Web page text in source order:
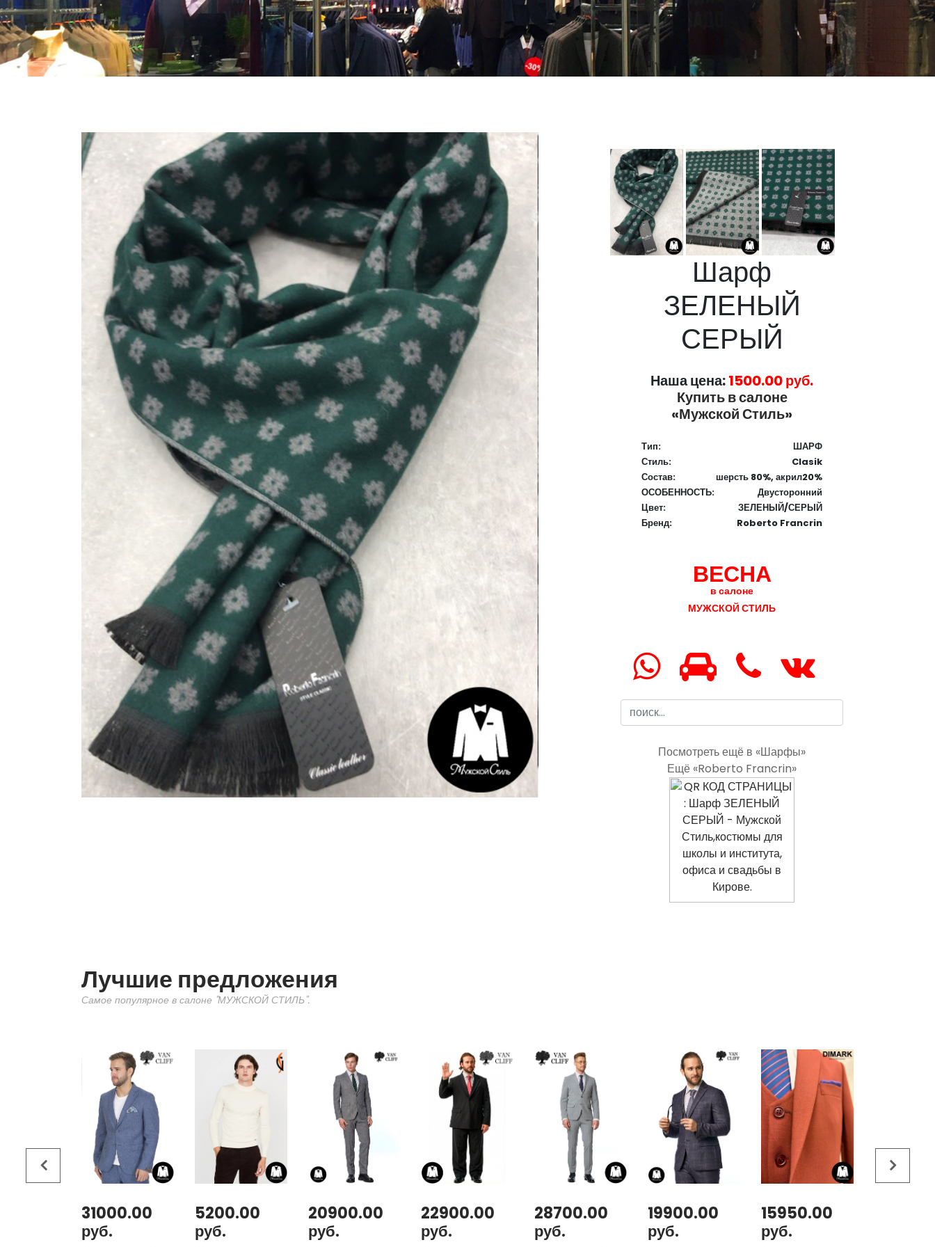
Шарф
ЗЕЛЕНЫЙ
СЕРЫЙ
Наша цена:1500.00 руб.
Купить в салоне
«Мужской Стиль»
Тип:
ШАРФ
Стиль:
Clasik
Состав:
шерсть 80%, акрил20%
ОСОБЕННОСТЬ:
Двусторонний
Цвет:
ЗЕЛЕНЫЙ/СЕРЫЙ
Бренд:
Roberto Francrin
ВЕСНА
в салоне
МУЖСКОЙ СТИЛЬ
Посмотреть ещё в «Шарфы»
Ещё «Roberto Francrin»
Лучшие предложения
Самое популярное в салоне "МУЖСКОЙ СТИЛЬ".
31000.00
руб.
5200.00
руб.
20900.00
руб.
22900.00
руб.
28700.00
руб.
19900.00
руб.
15950.00
руб.